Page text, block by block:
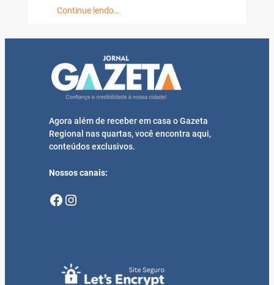
Continue lendo…
Agora além de receber em casa o Gazeta
Regional nas quartas, você encontra aqui,
conteúdos exclusivos.
Nossos canais:
Facebook Instagram